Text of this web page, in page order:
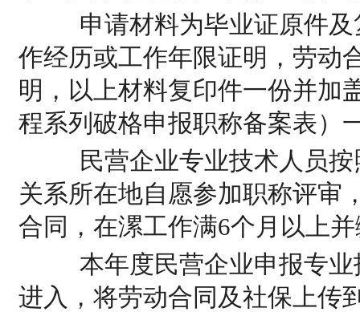
申请材料为毕业证原件及
作经历或工作年限证明，劳动
明，以上材料复印件一份并加
程系列破格申报职称备案表）
民营企业专业技术人员按
关系所在地自愿参加职称评审
合同，在漯工作满6个月以上
本年度民营企业申报专业
进入，将劳动合同及社保上传